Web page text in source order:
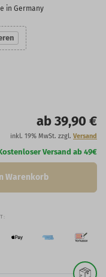
in Germany
ab 39,90 €
inkl. 19% MwSt. zzgl. Versand
Warenkorb